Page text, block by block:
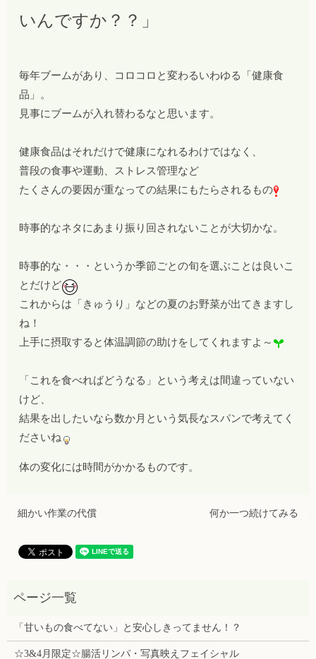
いんですか？？」
毎年ブームがあり、コロコロと変わるいわゆる「健康食
品」。
見事にブームが入れ替わるなと思います。
健康食品はそれだけで健康になれるわけではなく、
普段の食事や運動、ストレス管理など
たくさんの要因が重なっての結果にもたらされるもの
時事的なネタにあまり振り回されないことが大切かな。
時事的な・・・というか季節ごとの旬を選ぶことは良いこ
とだけど
これからは「きゅうり」などの夏のお野菜が出てきますし
ね！
上手に摂取すると体温調節の助けをしてくれますよ～
「これを食べればどうなる」という考えは間違っていない
けど、
結果を出したいなら数か月という気長なスパンで考えてく
ださいね
体の変化には時間がかかるものです。
細かい作業の代償 何か一つ続けてみる
「甘いもの食べてない」と安心しきってません！？
☆3&4月限定☆腸活リンパ・写真映えフェイシャル